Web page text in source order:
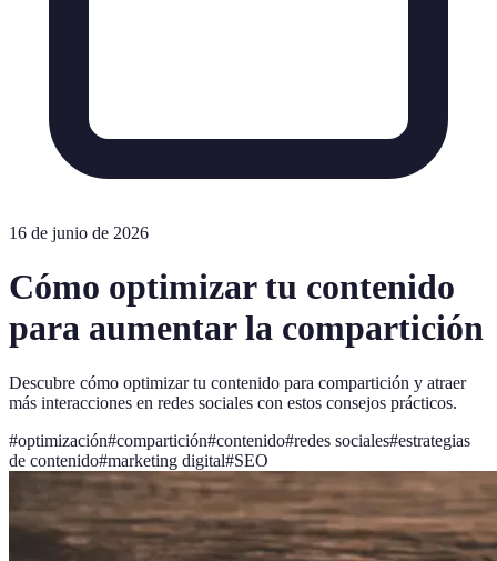
16 de junio de 2026
Cómo optimizar tu contenido
para aumentar la compartición
Descubre cómo optimizar tu contenido para compartición y atraer
más interacciones en redes sociales con estos consejos prácticos.
#optimización#compartición#contenido#redes sociales#estrategias
de contenido#marketing digital#SEO